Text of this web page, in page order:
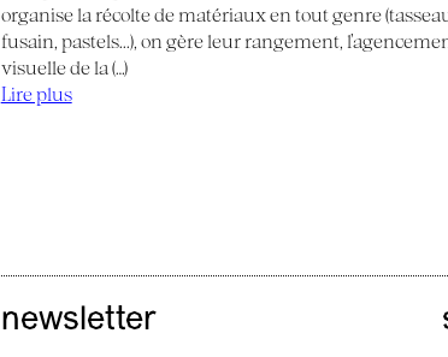
organise la récolte de matériaux en tout genre
fusain, pastels...), on gère leur rangement,
visuelle de la (…)
Lire plus
newsletter